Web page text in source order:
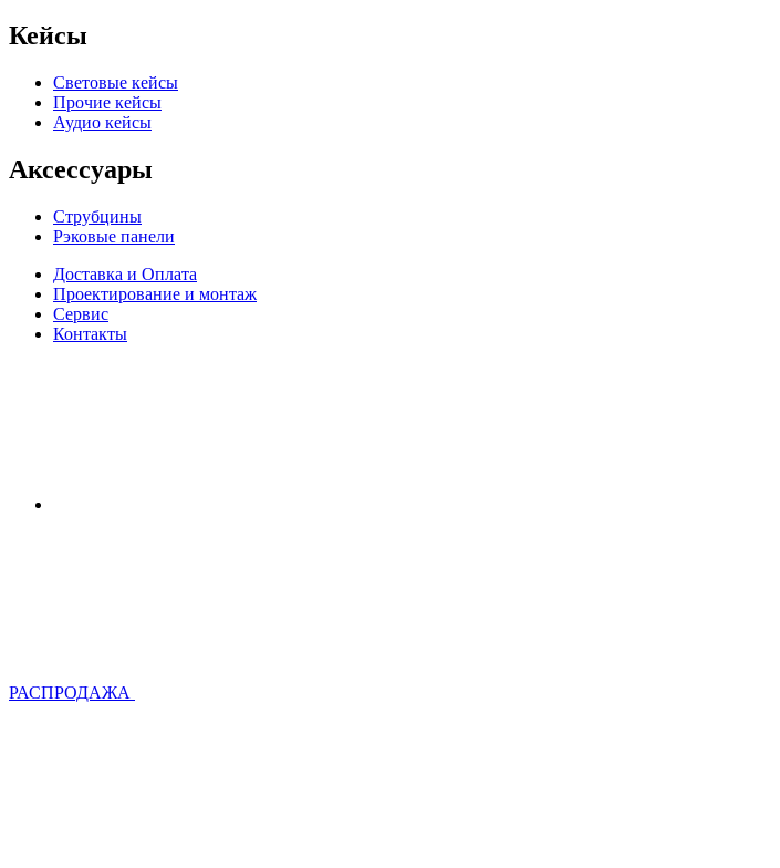
Кейсы
Световые кейсы
Прочие кейсы
Аудио кейсы
Аксессуары
Струбцины
Рэковые панели
Доставка и Оплата
Проектирование и монтаж
Сервис
Контакты
РАСПРОДАЖА